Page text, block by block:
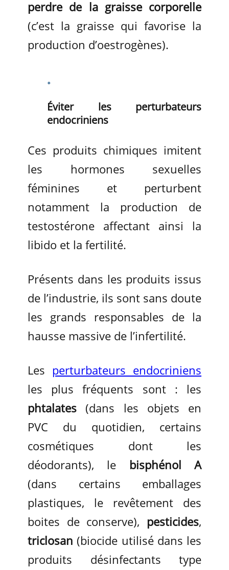
perdre de la graisse corporelle
(c’est la graisse qui favorise la
production d’oestrogènes).
Éviter les perturbateurs
endocriniens
Ces produits chimiques imitent
les hormones sexuelles
féminines et perturbent
notamment la production de
testostérone affectant ainsi la
libido et la fertilité.
Présents dans les produits issus
de l’industrie, ils sont sans doute
les grands responsables de la
hausse massive de l’infertilité.
Les perturbateurs endocriniens
les plus fréquents sont : les
phtalates (dans les objets en
PVC du quotidien, certains
cosmétiques dont les
déodorants), le bisphénol A
(dans certains emballages
plastiques, le revêtement des
boites de conserve), pesticides,
triclosan (biocide utilisé dans les
produits désinfectants type